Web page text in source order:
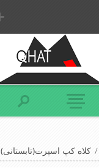
/ کلاه کپ اسپرت(تابستانی)